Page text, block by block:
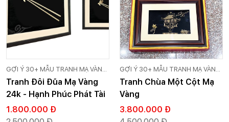
GỢI Ý 30+ MẪU TRANH MẠ VÀNG
24K CAO CẤP GOLD VIỆT
Tranh Đôi Đũa Mạ Vàng
24k - Hạnh Phúc Phát Tài
1.800.000 Đ
GỢI Ý 30+ MẪU TRANH MẠ VÀNG
24K CAO CẤP GOLD VIỆT
Tranh Chùa Một Cột Mạ
Vàng
3.800.000 Đ